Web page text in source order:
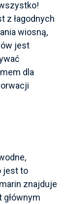
z łagodnych
wiosną,
jest
dla
jest to
znajduje
głównym